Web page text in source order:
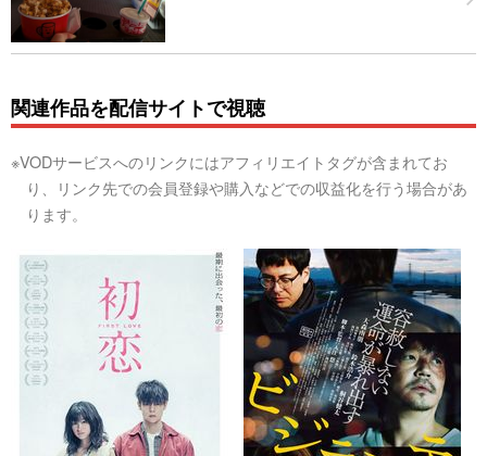
関連作品を配信サイトで視聴
※VODサービスへのリンクにはアフィリエイトタグが含まれてお
り、リンク先での会員登録や購入などでの収益化を行う場合があ
ります。